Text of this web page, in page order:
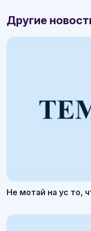
Другие
Не мотай на ус то,